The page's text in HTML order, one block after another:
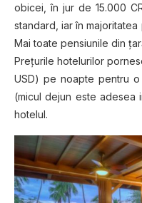
obicei, în jur de 15.000
standard, iar în
Mai toate pensiunile din
Preţurile hotelurilor
USD) pe noapte pentru
(micul dejun este
hotelul.